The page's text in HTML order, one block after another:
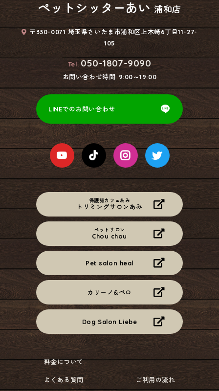
ペットシッターあい 浦和店
〒330-0071 埼玉県さいたま市浦和区上木崎6丁目11-27-
105
Tel. 050-1807-9090
お問い合わせ時間 9:00～19:00
LINEでのお問い合わせ
保護猫カフェあみ
トリミングサロンあみ
ペットサロン
Chou chou
Pet salon heal
カリーノ&ベロ
Dog Salon Liebe
料金について
よくある質問 ご利用の流れ